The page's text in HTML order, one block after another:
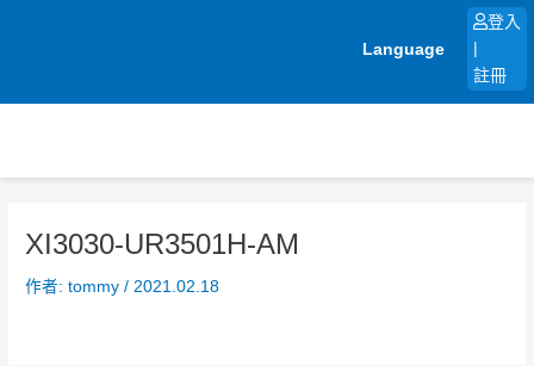
Language
登入
註冊
XI3030-UR3501H-AM
作者:tommy/ 2021.02.18